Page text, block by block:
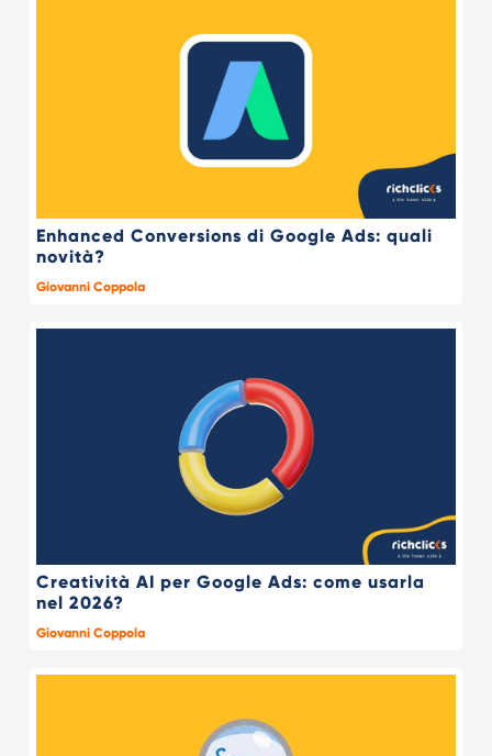
Enhanced Conversions di Google Ads: quali
novità?
Giovanni Coppola
Creatività AI per Google Ads: come usarla
nel 2026?
Giovanni Coppola